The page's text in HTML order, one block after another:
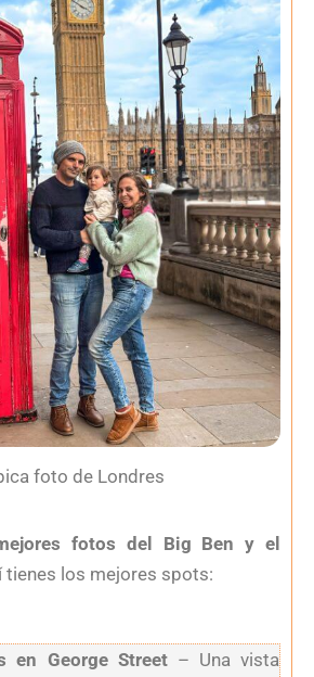
foto de Londres
fotos del Big Ben y el
tienes los mejores spots:
en George Street– Una vista